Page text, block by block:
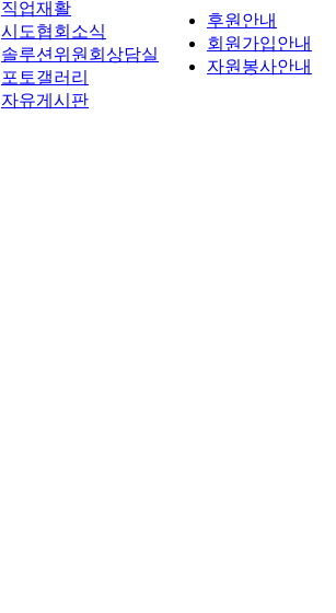
직업재활
시도협회소식
솔루션위원회상담실
포토갤러리
자유게시판
후원안내
회원가입안내
자원봉사안내